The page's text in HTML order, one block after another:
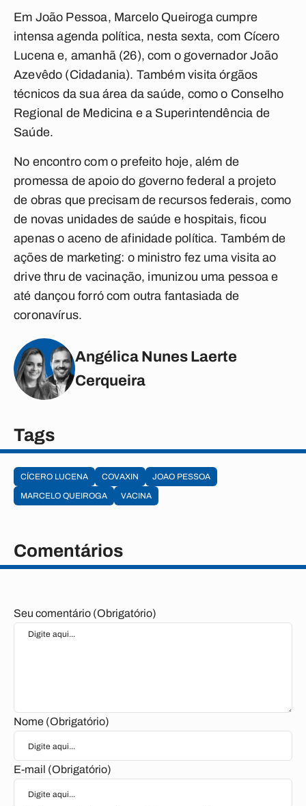
Em João Pessoa, Marcelo Queiroga cumpre
intensa agenda política, nesta sexta, com Cícero
Lucena e, amanhã (26), com o governador João
Azevêdo (Cidadania). Também visita órgãos
técnicos da sua área da saúde, como o Conselho
Regional de Medicina e a Superintendência de
Saúde.
No encontro com o prefeito hoje, além de
promessa de apoio do governo federal a projeto
de obras que precisam de recursos federais, como
de novas unidades de saúde e hospitais, ficou
apenas o aceno de afinidade política. Também de
ações de marketing: o ministro fez uma visita ao
drive thru de vacinação, imunizou uma pessoa e
até dançou forró com outra fantasiada de
coronavírus.
Angélica Nunes Laerte
Cerqueira
Tags
CÍCERO LUCENA COVAXIN
JOAO PESSOA
MARCELO QUEIROGA
VACINA
Comentários
Seu comentário (Obrigatório)
Nome (Obrigatório)
E-mail (Obrigatório)